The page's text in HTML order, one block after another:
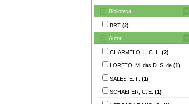
Biblioteca
BRT (2)
Autor
CHARMELO, L. C. L. (2)
LORETO, M. das D. S. de (1)
SALES, E. F. (1)
SCHAEFER, C. E. (1)